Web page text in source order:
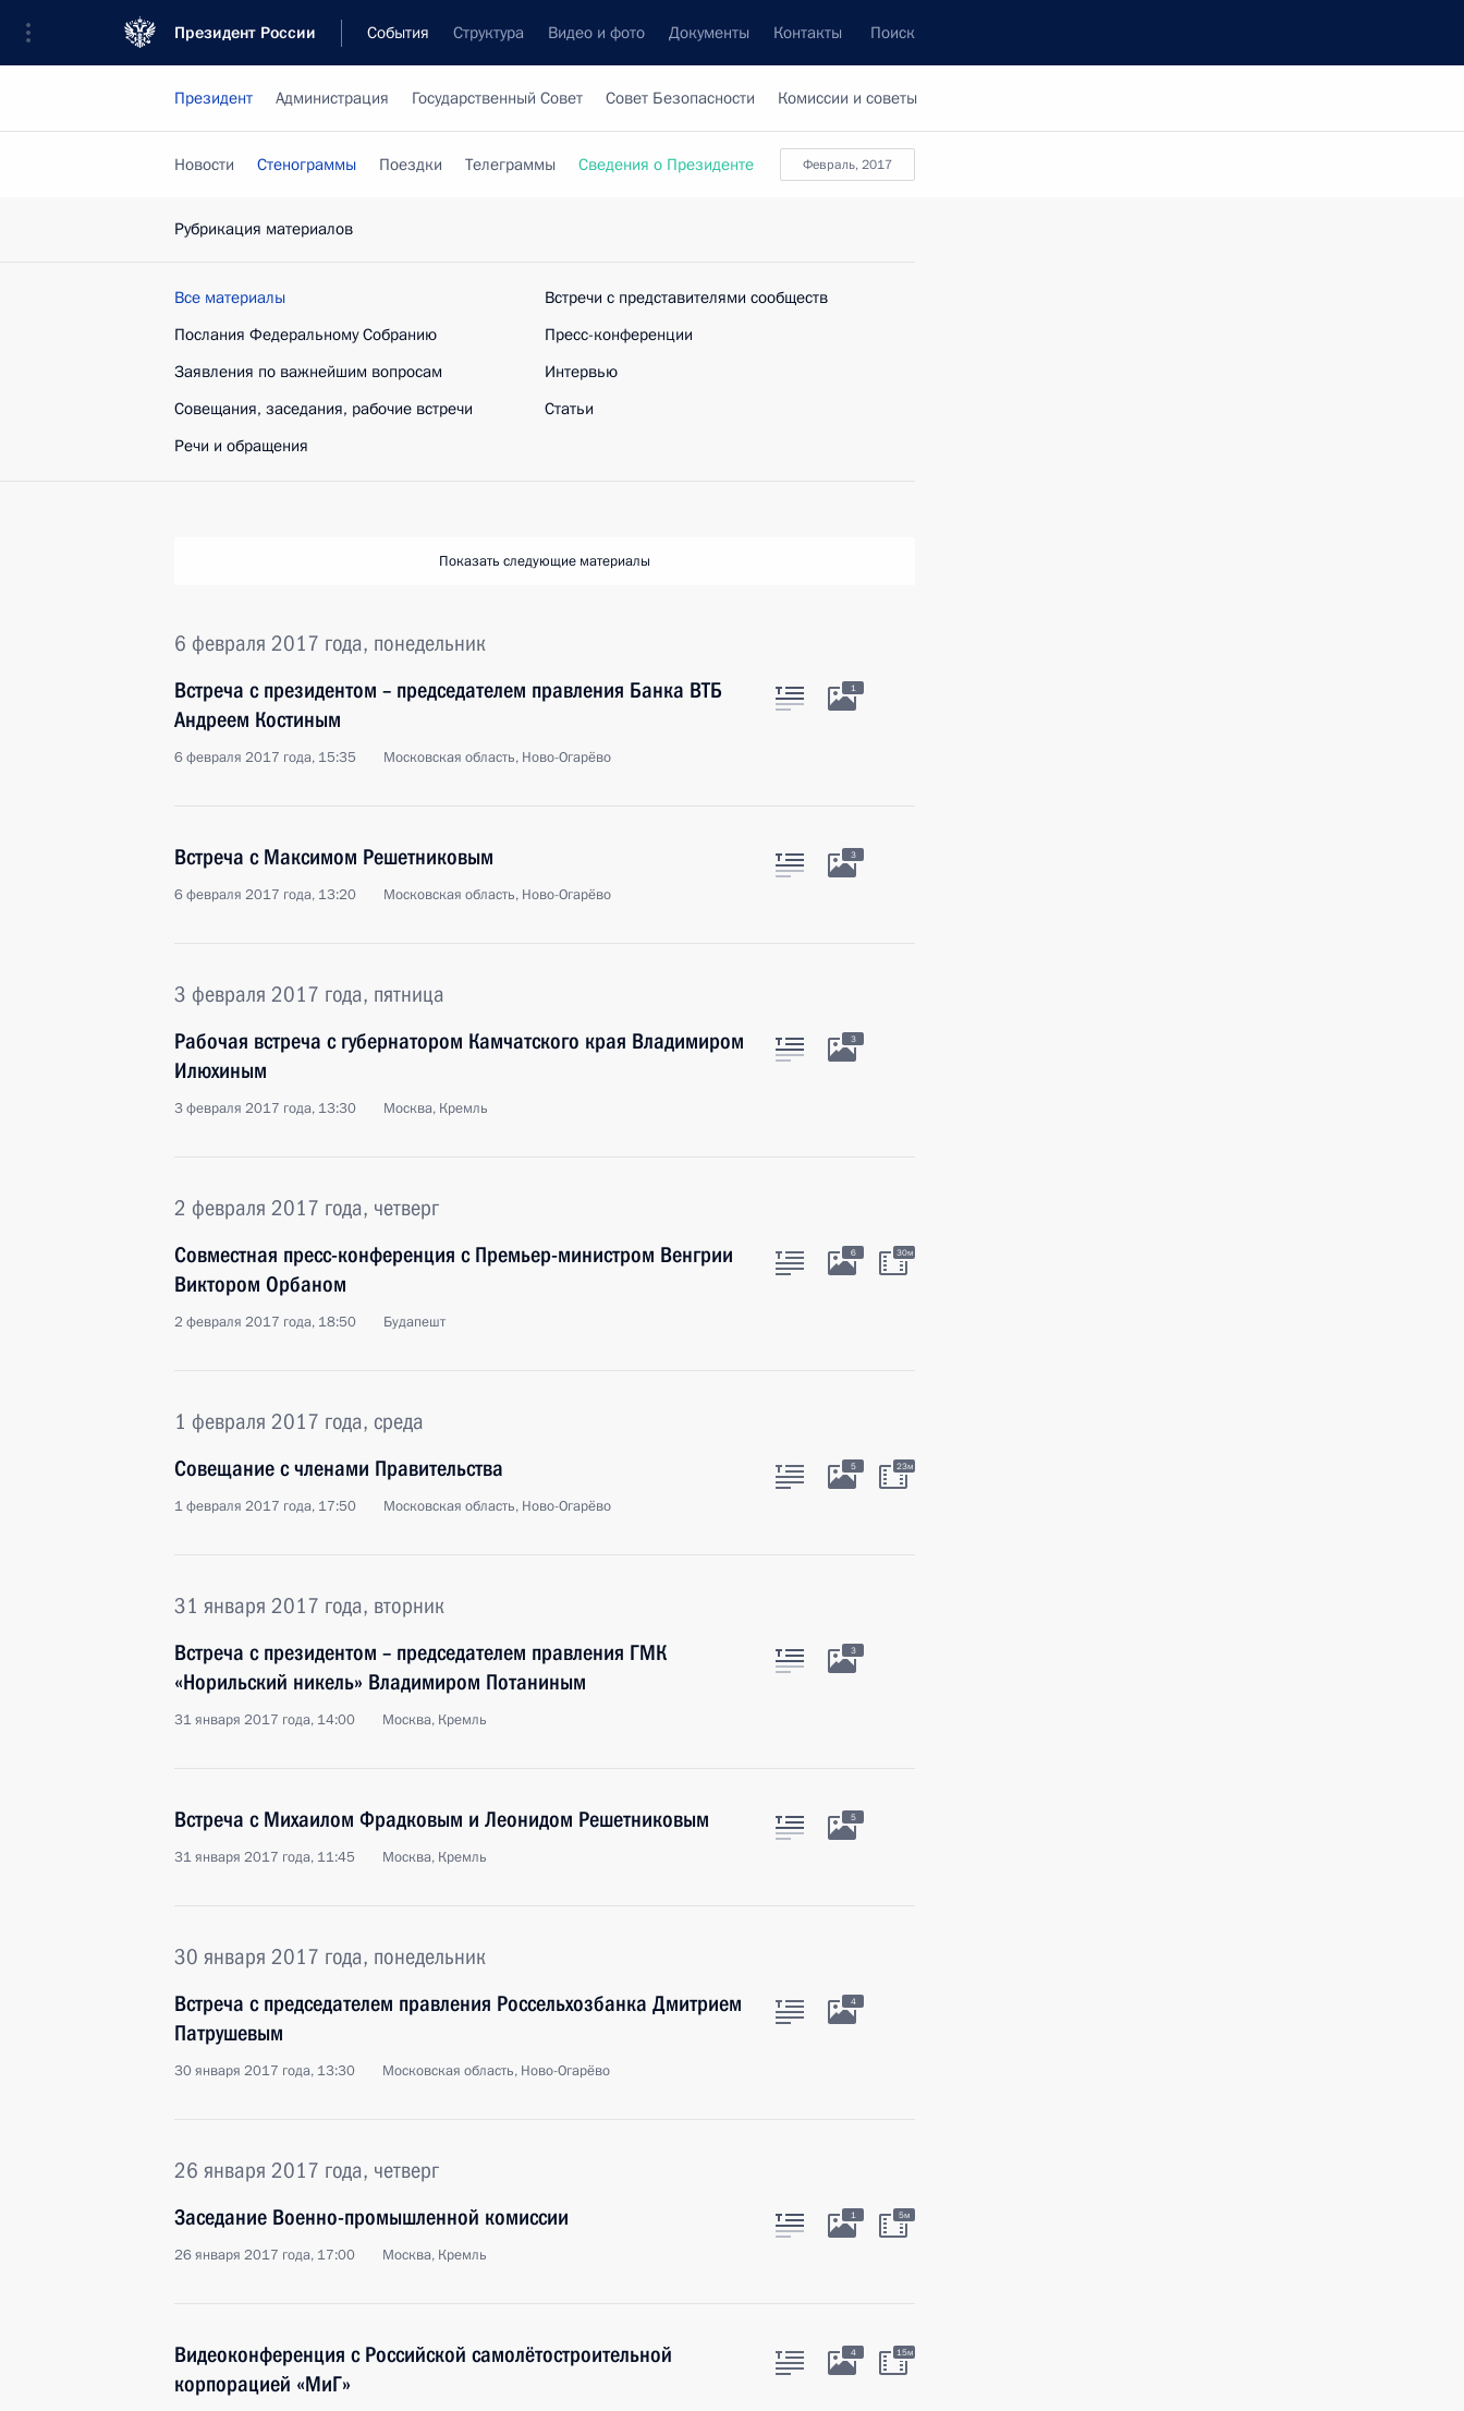
Президент России События Структура Видео и фото Документы Контакты Поиск
Президент Администрация Государственный Совет Совет Безопасности Комиссии и советы
февраль, 2017
Новости Стенограммы Поездки Телеграммы Сведения о Президенте
Рубрикация материалов
Все материалы
Послания Федеральному Собранию
Заявления по важнейшим вопросам
Совещания, заседания, рабочие встречи
Речи и обращения
Встречи с представителями сообществ
Пресс-конференции
Интервью
Статьи
Показать следующие материалы
6 февраля 2017 года, понедельник
Встреча с президентом – председателем правления Банка ВТБ
Андреем Костиным
6 февраля 2017 года, 15:35 Московская область, Ново-Огарёво
1
Встреча с Максимом Решетниковым
6 февраля 2017 года, 13:20 Московская область, Ново-Огарёво
3
3 февраля 2017 года, пятница
Рабочая встреча с губернатором Камчатского края Владимиром
Илюхиным
3 февраля 2017 года, 13:30 Москва, Кремль
3
2 февраля 2017 года, четверг
Совместная пресс-конференция с Премьер-министром Венгрии
Виктором Орбаном
2 февраля 2017 года, 18:50 Будапешт
6 30м
1 февраля 2017 года, среда
Совещание с членами Правительства
1 февраля 2017 года, 17:50 Московская область, Ново-Огарёво
5 23м
31 января 2017 года, вторник
Встреча с президентом – председателем правления ГМК
«Норильский никель» Владимиром Потаниным
31 января 2017 года, 14:00 Москва, Кремль
3
Встреча с Михаилом Фрадковым и Леонидом Решетниковым
31 января 2017 года, 11:45 Москва, Кремль
5
30 января 2017 года, понедельник
Встреча с председателем правления Россельхозбанка Дмитрием
Патрушевым
30 января 2017 года, 13:30 Московская область, Ново-Огарёво
4
26 января 2017 года, четверг
Заседание Военно-промышленной комиссии
26 января 2017 года, 17:00 Москва, Кремль
1 5м
Видеоконференция с Российской самолётостроительной
корпорацией «МиГ»
4 15м